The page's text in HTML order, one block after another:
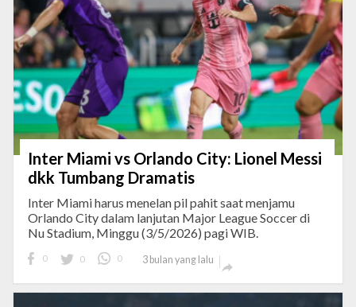
Inter Miami vs Orlando City: Lionel Messi
dkk Tumbang Dramatis
Inter Miami harus menelan pil pahit saat menjamu
Orlando City dalam lanjutan Major League Soccer di
Nu Stadium, Minggu (3/5/2026) pagi WIB.
0 0 0 3 bulan yang lalu
